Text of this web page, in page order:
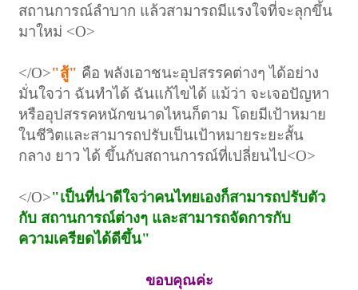
สถานการณ์ลำบาก แล้วสามารถมีแรงใจที่จะลุกขึ้น
มาใหม่ <O>
</O>"สู้" คือ พลังเอาชนะอุปสรรคต่างๆ ได้อย่าง
มั่นใจว่า ฉันทำได้ ฉันแก้ไขได้ แม้ว่า จะเจอปัญหา
หรืออุปสรรคหนักขนาดไหนก็ตาม โดยมีเป้าหมาย
ในชีวิตและสามารถปรับเป็นเป้าหมายระยะสั้น
กลาง ยาว ได้ ขึ้นกับสถานการณ์ที่เปลี่ยนไป<O>
</O>"เป็นที่น่าดีใจว่าคนไทยเองก็สามารถปรับตัว
กับ สถานการณ์ต่างๆ และสามารถจัดการกับ
ความเครียดได้ดีขึ้น"
ขอบคุณค่ะ